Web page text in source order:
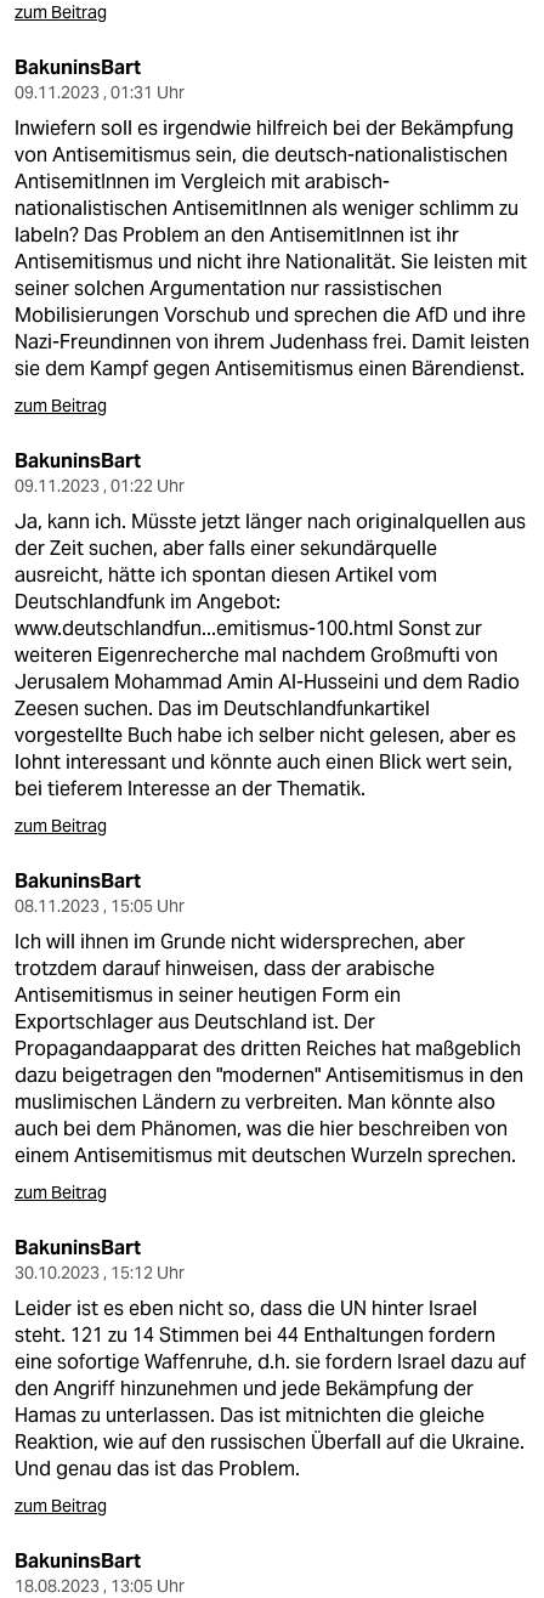
zum Beitrag
BakuninsBart
09.11.2023 , 01:31 Uhr
Inwiefern soll es irgendwie hilfreich bei der Bekämpfung
von Antisemitismus sein, die deutsch-nationalistischen
AntisemitInnen im Vergleich mit arabisch-
nationalistischen AntisemitInnen als weniger schlimm zu
labeln? Das Problem an den AntisemitInnen ist ihr
Antisemitismus und nicht ihre Nationalität. Sie leisten mit
seiner solchen Argumentation nur rassistischen
Mobilisierungen Vorschub und sprechen die AfD und ihre
Nazi-Freundinnen von ihrem Judenhass frei. Damit leisten
sie dem Kampf gegen Antisemitismus einen Bärendienst.
zum Beitrag
BakuninsBart
09.11.2023 , 01:22 Uhr
Ja, kann ich. Müsste jetzt länger nach originalquellen aus
der Zeit suchen, aber falls einer sekundärquelle
ausreicht, hätte ich spontan diesen Artikel vom
Deutschlandfunk im Angebot:
www.deutschlandfun...emitismus-100.html Sonst zur
weiteren Eigenrecherche mal nachdem Großmufti von
Jerusalem Mohammad Amin Al-Husseini und dem Radio
Zeesen suchen. Das im Deutschlandfunkartikel
vorgestellte Buch habe ich selber nicht gelesen, aber es
lohnt interessant und könnte auch einen Blick wert sein,
bei tieferem Interesse an der Thematik.
zum Beitrag
BakuninsBart
08.11.2023 , 15:05 Uhr
Ich will ihnen im Grunde nicht widersprechen, aber
trotzdem darauf hinweisen, dass der arabische
Antisemitismus in seiner heutigen Form ein
Exportschlager aus Deutschland ist. Der
Propagandaapparat des dritten Reiches hat maßgeblich
dazu beigetragen den "modernen" Antisemitismus in den
muslimischen Ländern zu verbreiten. Man könnte also
auch bei dem Phänomen, was die hier beschreiben von
einem Antisemitismus mit deutschen Wurzeln sprechen.
zum Beitrag
BakuninsBart
30.10.2023 , 15:12 Uhr
Leider ist es eben nicht so, dass die UN hinter Israel
steht. 121 zu 14 Stimmen bei 44 Enthaltungen fordern
eine sofortige Waffenruhe, d.h. sie fordern Israel dazu auf
den Angriff hinzunehmen und jede Bekämpfung der
Hamas zu unterlassen. Das ist mitnichten die gleiche
Reaktion, wie auf den russischen Überfall auf die Ukraine.
Und genau das ist das Problem.
zum Beitrag
BakuninsBart
18.08.2023 , 13:05 Uhr